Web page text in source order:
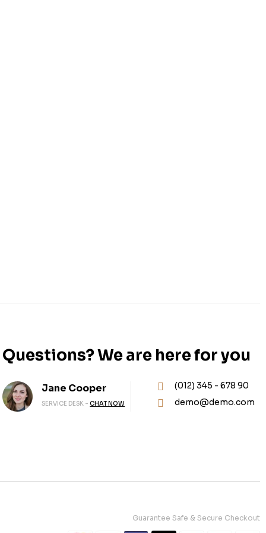
Questions? We are here for you
Jane Cooper
SERVICE DESK -CHAT NOW
(012) 345 - 678 90
demo@demo.com
Guarantee Safe & Secure Checkout